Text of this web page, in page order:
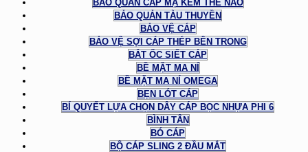
BẢO QUẢN CÁP MẠ KẼM THẾ NÀO
BẢO QUẢN TÀU THUYỀN
BẢO VỆ CÁP
BẢO VỆ SỢI CÁP THÉP BÊN TRONG
BẮT ỐC SIẾT CÁP
BỀ MẶT MA NÍ
BỀ MẶT MA NÍ OMEGA
BẸN LÓT CÁP
BÍ QUYẾT LỰA CHỌN DÂY CÁP BỌC NHỰA PHI 6
BÌNH TÂN
BÓ CÁP
BỘ CÁP SLING 2 ĐẦU MẮT